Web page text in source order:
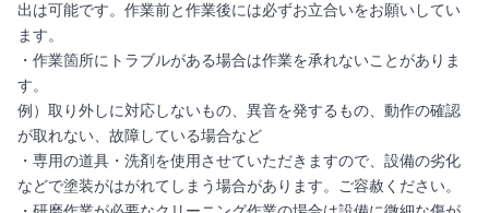
出は可能です。作業前と作業後には必ずお立合いをお願いしてい
ます。
・作業箇所にトラブルがある場合は作業を承れないことがありま
す。
例）取り外しに対応しないもの、異音を発するもの、動作の確認
が取れない、故障している場合など
・専用の道具・洗剤を使用させていただきますので、設備の劣化
などで塗装がはがれてしまう場合があります。ご容赦ください。